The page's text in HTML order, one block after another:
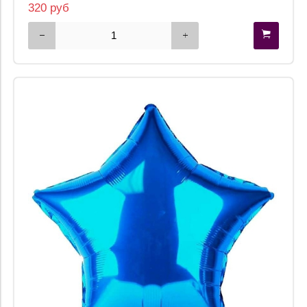
320 руб